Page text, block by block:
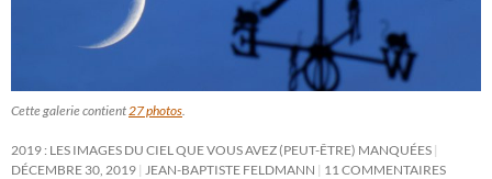
Cette galerie contient 27 photos
2019 : LES IMAGES DU CIEL QUE VOUS AVEZ (PEUT-ÊTRE) MANQUÉES
DÉCEMBRE 30, 2019
JEAN-BAPTISTE FELDMANN 11 COMMENTAIRES